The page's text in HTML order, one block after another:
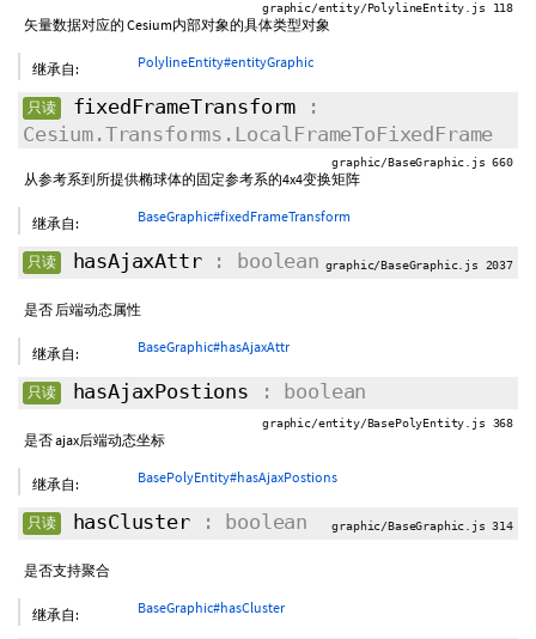
graphic/entity/PolylineEntity.js 118
矢量数据对应的 Cesium内部对象的具体类型对象
继承自: PolylineEntity#entityGraphic
只读 fixedFrameTransform :
Cesium.Transforms.LocalFrameToFixedFrame
graphic/BaseGraphic.js 660
从参考系到所提供椭球体的固定参考系的4x4变换矩阵
继承自: BaseGraphic#fixedFrameTransform
只读 hasAjaxAttr: boolean graphic/BaseGraphic.js 2037
是否 后端动态属性
继承自: BaseGraphic#hasAjaxAttr
只读 hasAjaxPostions : boolean
graphic/entity/BasePolyEntity.js 368
是否 ajax后端动态坐标
继承自: BasePolyEntity#hasAjaxPostions
只读 hasCluster: boolean graphic/BaseGraphic.js 314
是否支持聚合
继承自: BaseGraphic#hasCluster